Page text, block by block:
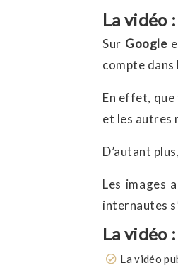
La vidéo
Sur Google
compte
En effet,
et les autres
D’autant plus,
Les images
internautes
La vidéo
La vidéo